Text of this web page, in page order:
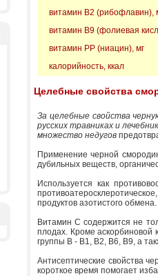
витамин В2 (рибофлавин),
витамин В9 (фолиевая
витамин РР (ниацин), мг
калорийность, ккал
Целебные свойства
За целебные свойства
русских травниках и
множество недугов
Применение черной
дубильных веществ,
Используется как
продуктов азотистого
Витамин С содержится не
плодах. Кроме аскорбиновой
группы В - В1, В2, В6, В9, а
Антисептические свойства
короткое время помогает